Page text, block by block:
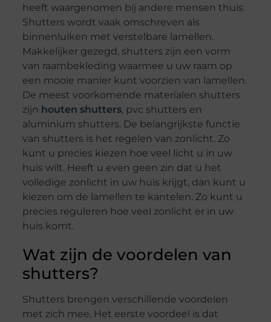
heeft waargenomen bij andere mensen thuis.
Shutters wordt vaak omschreven als
binnenluiken met verstelbare lamellen.
Makkelijker gezegd, shutters zijn een vorm
van raambekleding waarmee u uw raam op
een mooie manier kunt voorzien van lamellen.
De meest voorkomende materialen shutters
zijn houten shutters, pvc shutters en
aluminium shutters. De belangrijkste functie
van shutters is het regelen van zonlicht. Zo
kunt u precies kiezen hoe veel licht u in uw
huis wilt. Heeft u even geen zin dat u het
volledige zonlicht in uw huis krijgt, dan kunt u
kiezen om de lamellen te kantelen. Zo kunt u
precies reguleren hoe veel zonlicht er in uw
huis komt.
Wat zijn de voordelen van
shutters?
Shutters brengen verschillende voordelen
met zich mee. Het eerste voordeel is dat